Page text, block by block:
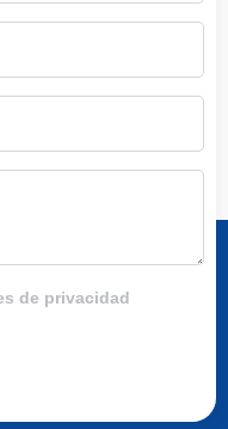
de privacidad